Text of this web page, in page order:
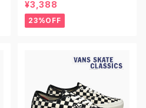
12.0-15.0 ヴァンズ オールドス
クール ベルクロ ベビーシューズ
¥3,388
23%OFF